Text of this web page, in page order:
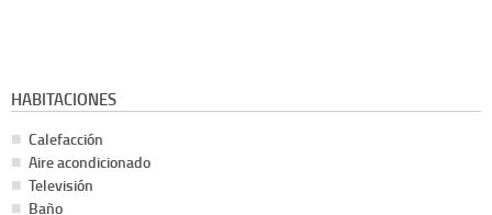
HABITACIONES
Calefacción
Aire acondicionado
Televisión
Baño